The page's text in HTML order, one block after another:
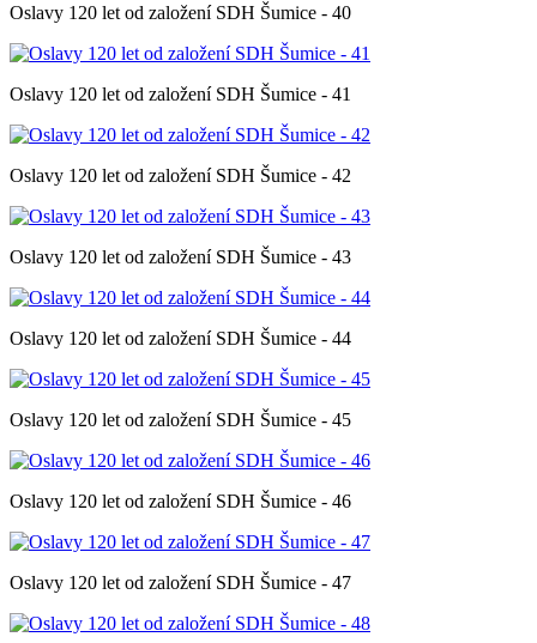
Oslavy 120 let od založení SDH Šumice - 40
Oslavy 120 let od založení SDH Šumice - 41
Oslavy 120 let od založení SDH Šumice - 42
Oslavy 120 let od založení SDH Šumice - 43
Oslavy 120 let od založení SDH Šumice - 44
Oslavy 120 let od založení SDH Šumice - 45
Oslavy 120 let od založení SDH Šumice - 46
Oslavy 120 let od založení SDH Šumice - 47